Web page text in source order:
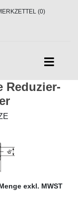
(0)
Reduzier-
exkl. MWST